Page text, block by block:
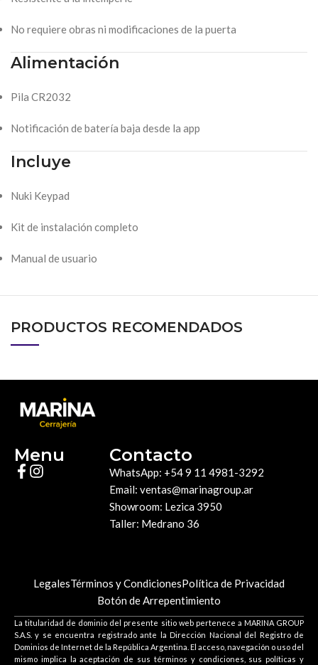
No requiere obras ni modificaciones de la puerta
Alimentación
Pila CR2032
Notificación de batería baja desde la app
Incluye
Nuki Keypad
Kit de instalación completo
Manual de usuario
PRODUCTOS RECOMENDADOS
Menu Contacto
WhatsApp: +54 9 11 4981-3292
Email: ventas@marinagroup.ar
Showroom: Lezica 3950
Taller: Medrano 36
LegalesTérminos y CondicionesPolítica de Privacidad
Botón de Arrepentimiento
La titularidad de dominio del presente sitio web pertenece a MARINA GROUP
S.A.S. y se encuentra registrado ante la Dirección Nacional del Registro de
Dominios de Internet de la República Argentina. El acceso, navegación o uso del
mismo implica la aceptación de sus términos y condiciones, sus políticas y